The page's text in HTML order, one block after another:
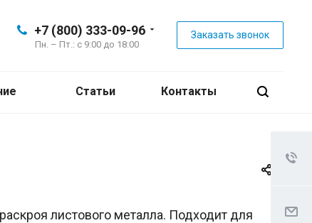
+7 (800) 333-09-96
Пн. – Пт.: с 9:00 до 18:00
Заказать звонок
Статьи Контакты
листового металла. Подходит для